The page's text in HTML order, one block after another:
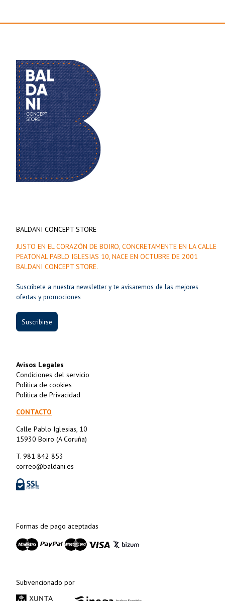
BALDANI CONCEPT STORE
JUSTO EN EL CORAZÓN DE BOIRO, CONCRETAMENTE EN LA CALLE
PEATONAL PABLO IGLESIAS 10, NACE EN OCTUBRE DE 2001
BALDANI CONCEPT STORE.
Suscríbete a nuestra newsletter y te avisaremos de las mejores
ofertas y promociones
Suscribirse
Avisos Legales
Condiciones del servicio
Política de cookies
Política de Privacidad
CONTACTO
Calle Pablo Iglesias, 10
15930 Boiro (A Coruña)
T. 981 842 853
correo@baldani.es
Formas de pago aceptadas
Subvencionado por